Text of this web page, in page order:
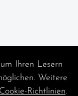
Ihren Lesern
Weitere
Cookie-Richtlinien.
widerrufen